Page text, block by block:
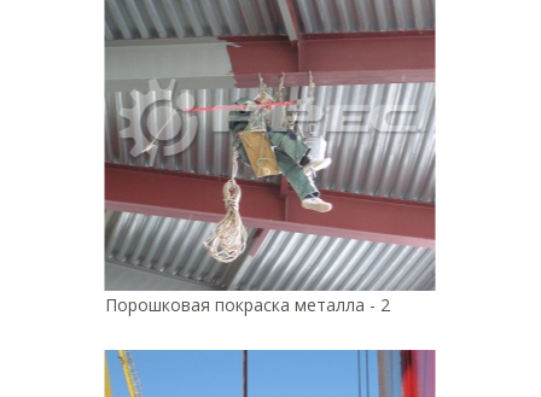
Порошковая покраска металла - 2